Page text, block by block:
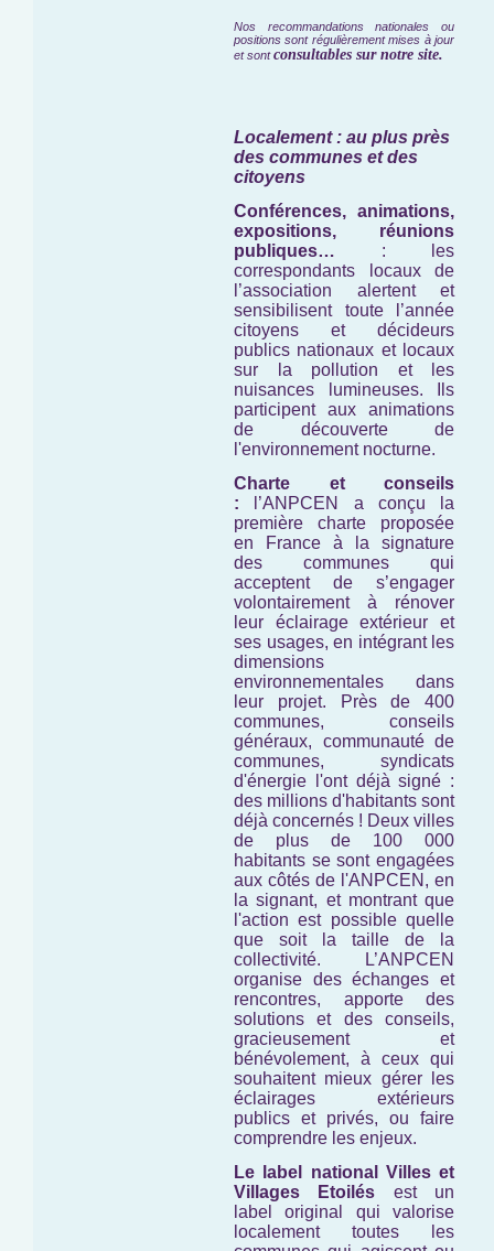
Nos recommandations nationales ou
positions sont régulièrement mises à jour
et sontconsultables sur notre site.
Localement : au plus près
des communes et des
citoyens
Conférences, animations,
expositions, réunions
publiques… : les
correspondants locaux de
l’association alertent et
sensibilisent toute l’année
citoyens et décideurs
publics nationaux et locaux
sur la pollution et les
nuisances lumineuses. Ils
participent aux animations
de découverte de
l'environnement nocturne.
Charte et conseils
: l’ANPCEN a conçu la
première charte proposée
en France à la signature
des communes qui
acceptent de s’engager
volontairement à rénover
leur éclairage extérieur et
ses usages, en intégrant les
dimensions
environnementales dans
leur projet. Près de 400
communes, conseils
généraux, communauté de
communes, syndicats
d'énergie l'ont déjà signé :
des millions d'habitants sont
déjà concernés ! Deux villes
de plus de 100 000
habitants se sont engagées
aux côtés de l'ANPCEN, en
la signant, et montrant que
l'action est possible quelle
que soit la taille de la
collectivité. L’ANPCEN
organise des échanges et
rencontres, apporte des
solutions et des conseils,
gracieusement et
bénévolement, à ceux qui
souhaitent mieux gérer les
éclairages extérieurs
publics et privés, ou faire
comprendre les enjeux.
Le label national Villes et
Villages Etoilés est un
label original qui valorise
localement toutes les